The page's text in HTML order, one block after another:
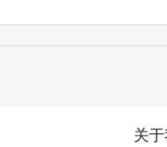
关